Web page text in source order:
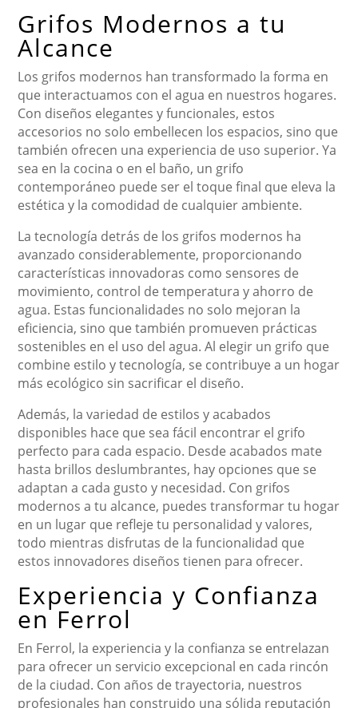
Grifos Modernos a tu
Alcance
Los grifos modernos han transformado la forma en
que interactuamos con el agua en nuestros hogares.
Con diseños elegantes y funcionales, estos
accesorios no solo embellecen los espacios, sino que
también ofrecen una experiencia de uso superior. Ya
sea en la cocina o en el baño, un grifo
contemporáneo puede ser el toque final que eleva la
estética y la comodidad de cualquier ambiente.
La tecnología detrás de los grifos modernos ha
avanzado considerablemente, proporcionando
características innovadoras como sensores de
movimiento, control de temperatura y ahorro de
agua. Estas funcionalidades no solo mejoran la
eficiencia, sino que también promueven prácticas
sostenibles en el uso del agua. Al elegir un grifo que
combine estilo y tecnología, se contribuye a un hogar
más ecológico sin sacrificar el diseño.
Además, la variedad de estilos y acabados
disponibles hace que sea fácil encontrar el grifo
perfecto para cada espacio. Desde acabados mate
hasta brillos deslumbrantes, hay opciones que se
adaptan a cada gusto y necesidad. Con grifos
modernos a tu alcance, puedes transformar tu hogar
en un lugar que refleje tu personalidad y valores,
todo mientras disfrutas de la funcionalidad que
estos innovadores diseños tienen para ofrecer.
Experiencia y Confianza
en Ferrol
En Ferrol, la experiencia y la confianza se entrelazan
para ofrecer un servicio excepcional en cada rincón
de la ciudad. Con años de trayectoria, nuestros
profesionales han construido una sólida reputación